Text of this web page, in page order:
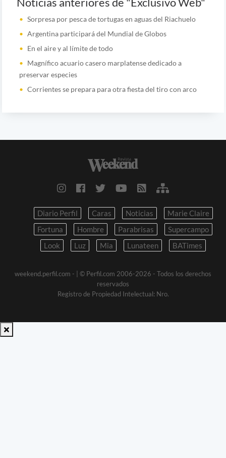
Noticias anteriores de "Exclusivo Web"
Sorpresa por pesca de tortugas en aguas del Riachuelo
Argentina participará del Mundial de Globos
En el aire y al límite de todo
Magnífico acuario casero marplatense dedicado a
preservar especies
Corrientes se prepara para otra fiesta del tiro con arco
Diario Perfil Caras Noticias
Marie Claire
Fortuna
Hombre Parabrisas
Supercampo
Look
Luz Mia Lunateen BATimes
weekend.perfil.com -
| © Perfil.com 2006-2026 - Todos los derechos
reservados
Registro de Propiedad Intelectual: Nro.